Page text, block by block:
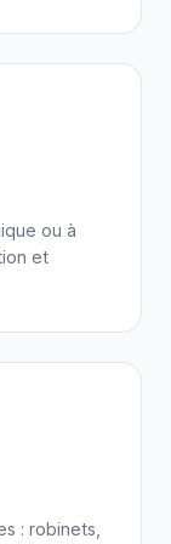
ou à
et
: robinets,